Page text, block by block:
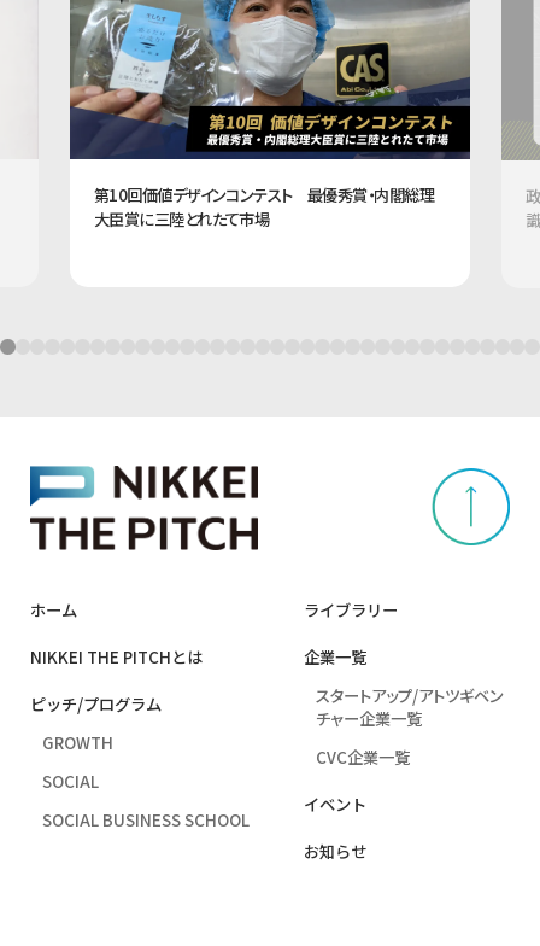
第10回価値デザインコンテスト 最優秀賞・内閣総理
大臣賞に三陸とれたて市場
ホーム
NIKKEI THE PITCHとは
ピッチ/プログラム
GROWTH
SOCIAL
SOCIAL BUSINESS SCHOOL
ライブラリー
企業⼀覧
スタートアップ/アトツギベン
チャー企業一覧
CVC企業一覧
イベント
お知らせ